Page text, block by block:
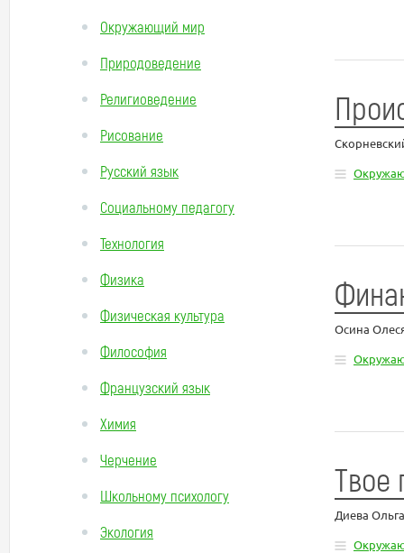
Окружающий мир
Природоведение
Религиоведение
Рисование
Русский язык
Социальному педагогу
Технология
Физика
Физическая культура
Философия
Французский язык
Химия
Черчение
Школьному психологу
Экология
Осина
Твое
Диева